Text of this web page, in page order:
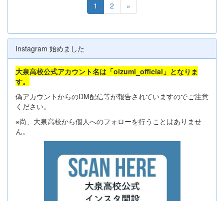
1 2 »
Instagram 始めました
大泉高校公式アカウント名は「oizumi_official」となりま
す。
偽アカウントからのDM配信等が報告されていますのでご注意
ください。
※尚、大泉高校から個人へのフォローを行うことはありませ
ん。